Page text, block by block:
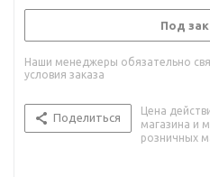
Под
Наши менеджеры обязательно
условия заказа
Поделиться
Цена
магазина и
розничных